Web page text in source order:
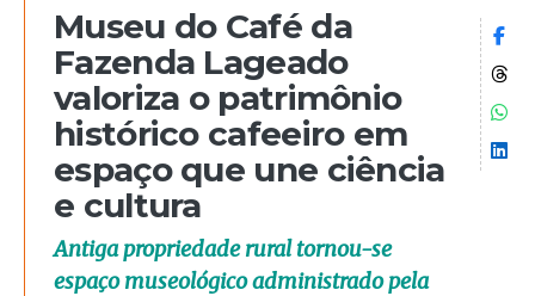
Museu do Café da
Fazenda Lageado
valoriza o patrimônio
histórico cafeeiro em
espaço que une ciência
e cultura
Antiga propriedade rural tornou-se
espaço museológico administrado pela